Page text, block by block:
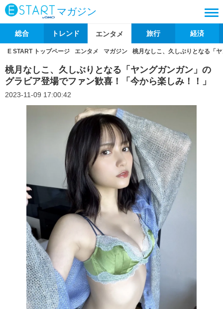
マガジン
総合 トレンド エンタメ 旅行 経済
E START トップページ エンタメ マガジン 桃月なしこ、久しぶりとなる「
桃月なしこ、久しぶりとなる「ヤングガンガン」の
グラビア登場でファン歓喜！「今から楽しみ！！」
2023-11-09 17:00:42